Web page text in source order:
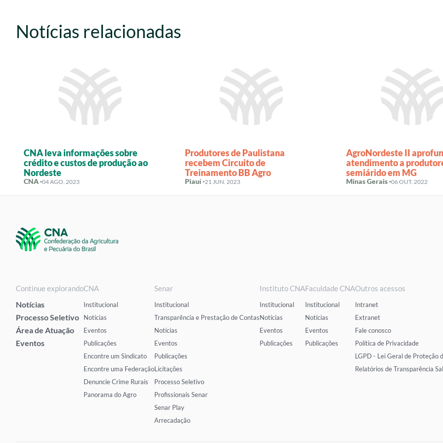
Notícias relacionadas
CNA leva informações sobre
crédito e custos de produção ao
Nordeste
CNA ·04 AGO. 2023
Produtores de Paulistana
recebem Circuito de
Treinamento BB Agro
Piauí ·21 JUN. 2023
AgroNordeste II
atendimento a
semiárido em MG
Minas Gerais ·06 OUT. 2022
Continue explorando
Notícias
Processo Seletivo
Área de Atuação
Eventos
CNA
Institucional
Notícias
Eventos
Publicações
Encontre um Sindicato
Encontre uma Federação
Denuncie Crime Rurais
Panorama do Agro
Senar
Institucional
Transparência e Prestação de Contas
Notícias
Eventos
Publicações
Licitações
Processo Seletivo
Profissionais Senar
Senar Play
Arrecadação
Instituto CNA
Institucional
Notícias
Eventos
Publicações
Faculdade CNA
Institucional
Notícias
Eventos
Publicações
Outros acessos
Intranet
Extranet
Fale conosco
Política de Privacidade
LGPD - Lei Geral de Proteção
Relatórios de Transparência